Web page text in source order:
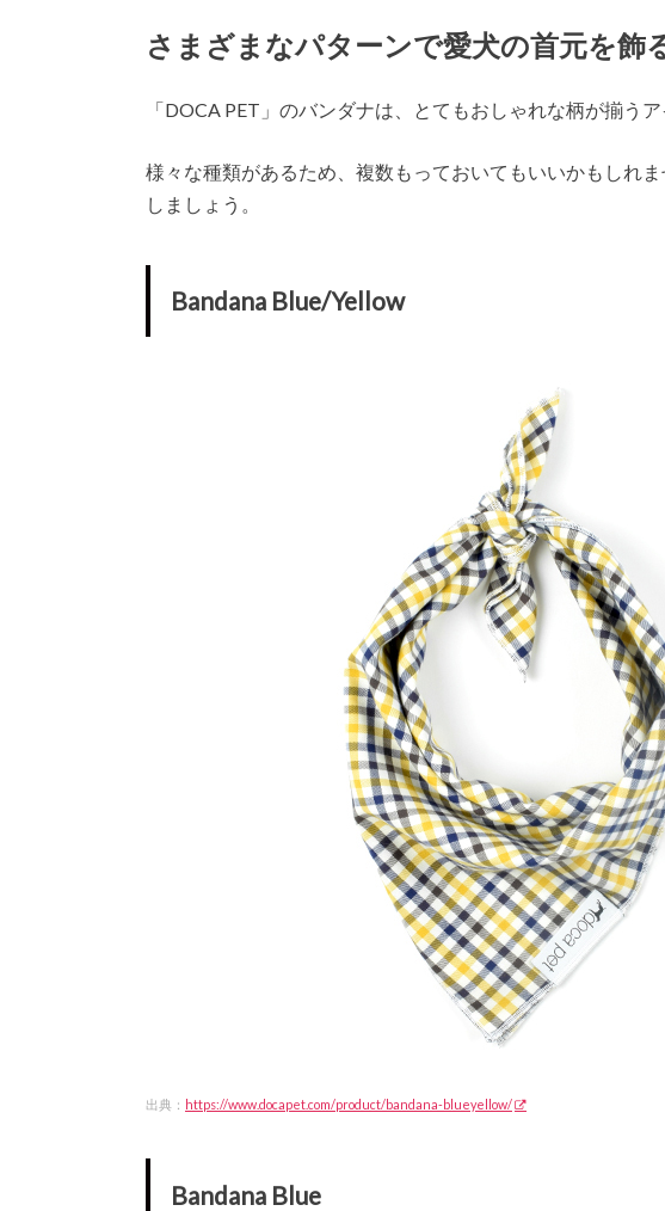
さまざまなパターンで愛犬の首元を飾
「DOCA PET」のバンダナは、とてもおしゃれな柄が揃うア
様々な種類があるため、複数もっておいてもいいかもしれ
しましょう。
Bandana Blue/Yellow
出典： https://www.docapet.com/product/bandana-blueyellow/
Bandana Blue